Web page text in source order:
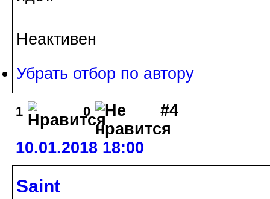
Неактивен
Убрать отбор по автору
1 0 #4
10.01.2018 18:00
Saint